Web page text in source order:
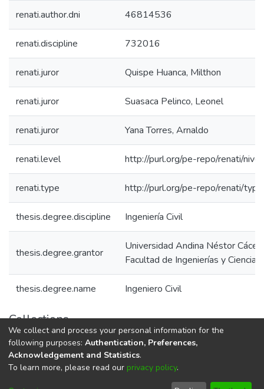
renati.author.dni 46814536
renati.discipline 732016
renati.juror Quispe Huanca, Milthon
renati.juror Suasaca Pelinco, Leonel
renati.juror Yana Torres, Arnaldo
renati.level http://purl.org/pe-repo/renati/
renati.type http://purl.org/pe-repo/renati/
thesis.degree.discipline Ingeniería Civil
thesis.degree.grantor
Universidad Andina Néstor
Facultad de Ingenierías y Ciencias
thesis.degree.name Ingeniero Civil
Collections
E.P. Ingeniería Civil
DSpace softwarecopyright © 2002-2026
We collect and process your personal information for the
following purposes: Authentication, Preferences,
Acknowledgement and Statistics.
To learn more, please read our privacy policy.